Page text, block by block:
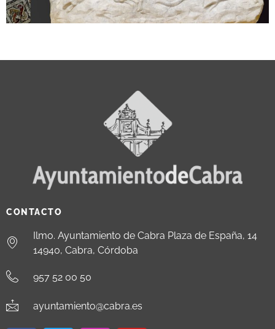
CONTACTO
Ilmo. Ayuntamiento de Cabra Plaza de España, 14
14940, Cabra, Córdoba
957 52 00 50
ayuntamiento@cabra.es